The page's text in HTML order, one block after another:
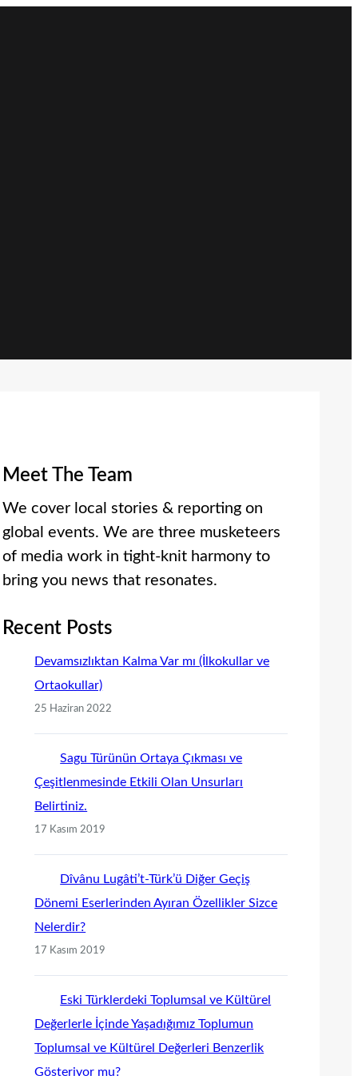
Meet The Team
We cover local stories & reporting on
global events. We are three musketeers
of media work in tight-knit harmony to
bring you news that resonates.
Recent Posts
Devamsızlıktan Kalma Var mı (İlkokullar ve
Ortaokullar)
25 Haziran 2022
Sagu Türünün Ortaya Çıkması ve
Çeşitlenmesinde Etkili Olan Unsurları
Belirtiniz.
17 Kasım 2019
Dîvânu Lugâti’t-Türk’ü Diğer Geçiş
Dönemi Eserlerinden Ayıran Özellikler Sizce
Nelerdir?
17 Kasım 2019
Eski Türklerdeki Toplumsal ve Kültürel
Değerlerle İçinde Yaşadığımız Toplumun
Toplumsal ve Kültürel Değerleri Benzerlik
Gösteriyor mu?